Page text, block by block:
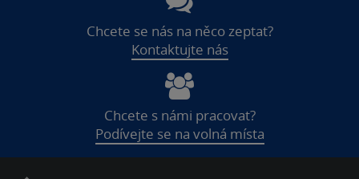
Chcete se nás na něco zeptat?
Kontaktujte nás
Chcete s námi pracovat?
Podívejte se na volná místa